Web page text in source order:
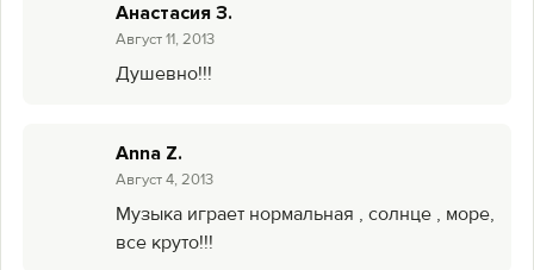
Анастасия З.
Август 11, 2013
Душевно!!!
Anna Z.
Август 4, 2013
Музыка играет нормальная , солнце , море,
все круто!!!